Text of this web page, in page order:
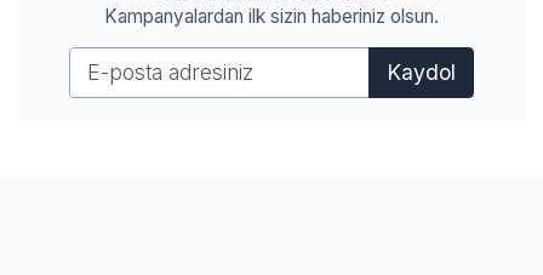
Kampanyalardan ilk sizin haberiniz olsun.
Kaydol